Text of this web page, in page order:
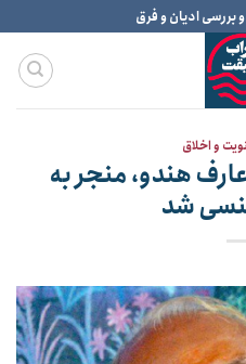
بررسی ادیان و فرق
و اخلاق
هندو، منجر به
شد